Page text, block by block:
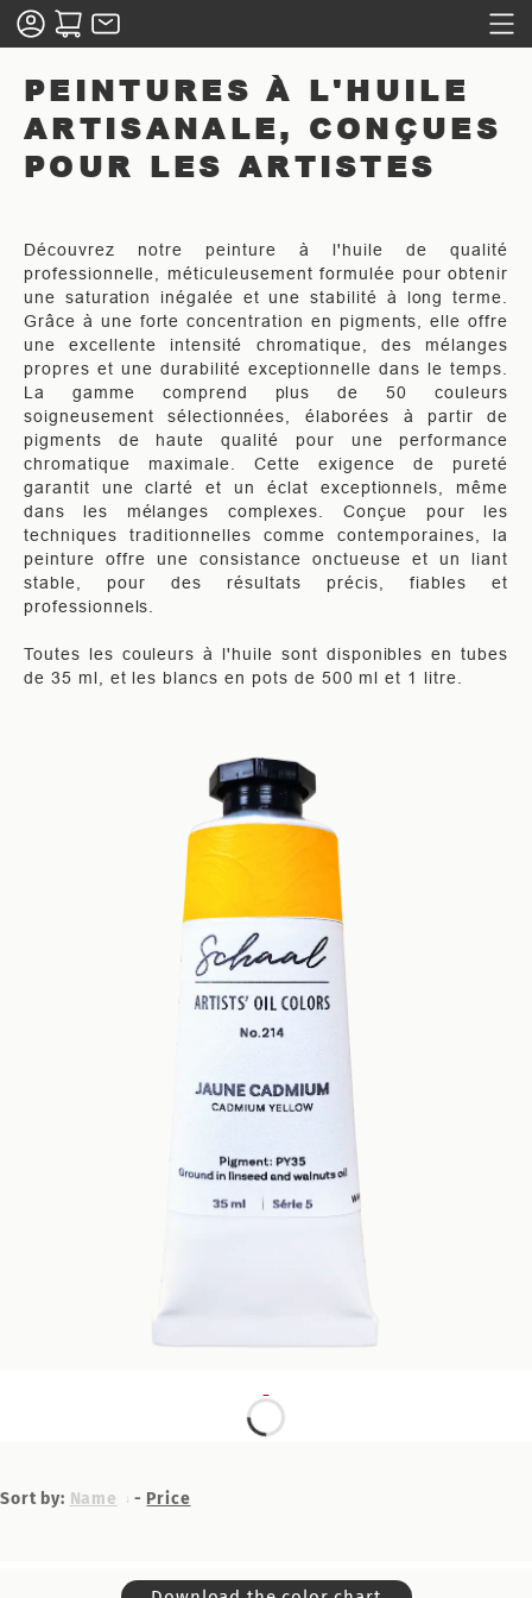
PEINTURES À L'HUILE
ARTISANALE, CONÇUES
POUR LES ARTISTES
Découvrez notre peinture à l'huile de qualité
professionnelle, méticuleusement formulée pour obtenir
une saturation inégalée et une stabilité à long terme.
Grâce à une forte concentration en pigments, elle offre
une excellente intensité chromatique, des mélanges
propres et une durabilité exceptionnelle dans le temps.
La gamme comprend plus de 50 couleurs
soigneusement sélectionnées, élaborées à partir de
pigments de haute qualité pour une performance
chromatique maximale. Cette exigence de pureté
garantit une clarté et un éclat exceptionnels, même
dans les mélanges complexes. Conçue pour les
techniques traditionnelles comme contemporaines, la
peinture offre une consistance onctueuse et un liant
stable, pour des résultats précis, fiables et
professionnels.
Toutes les couleurs à l'huile sont disponibles en tubes
de 35 ml, et les blancs en pots de 500 ml et 1 litre.
Sort by: Name - Price